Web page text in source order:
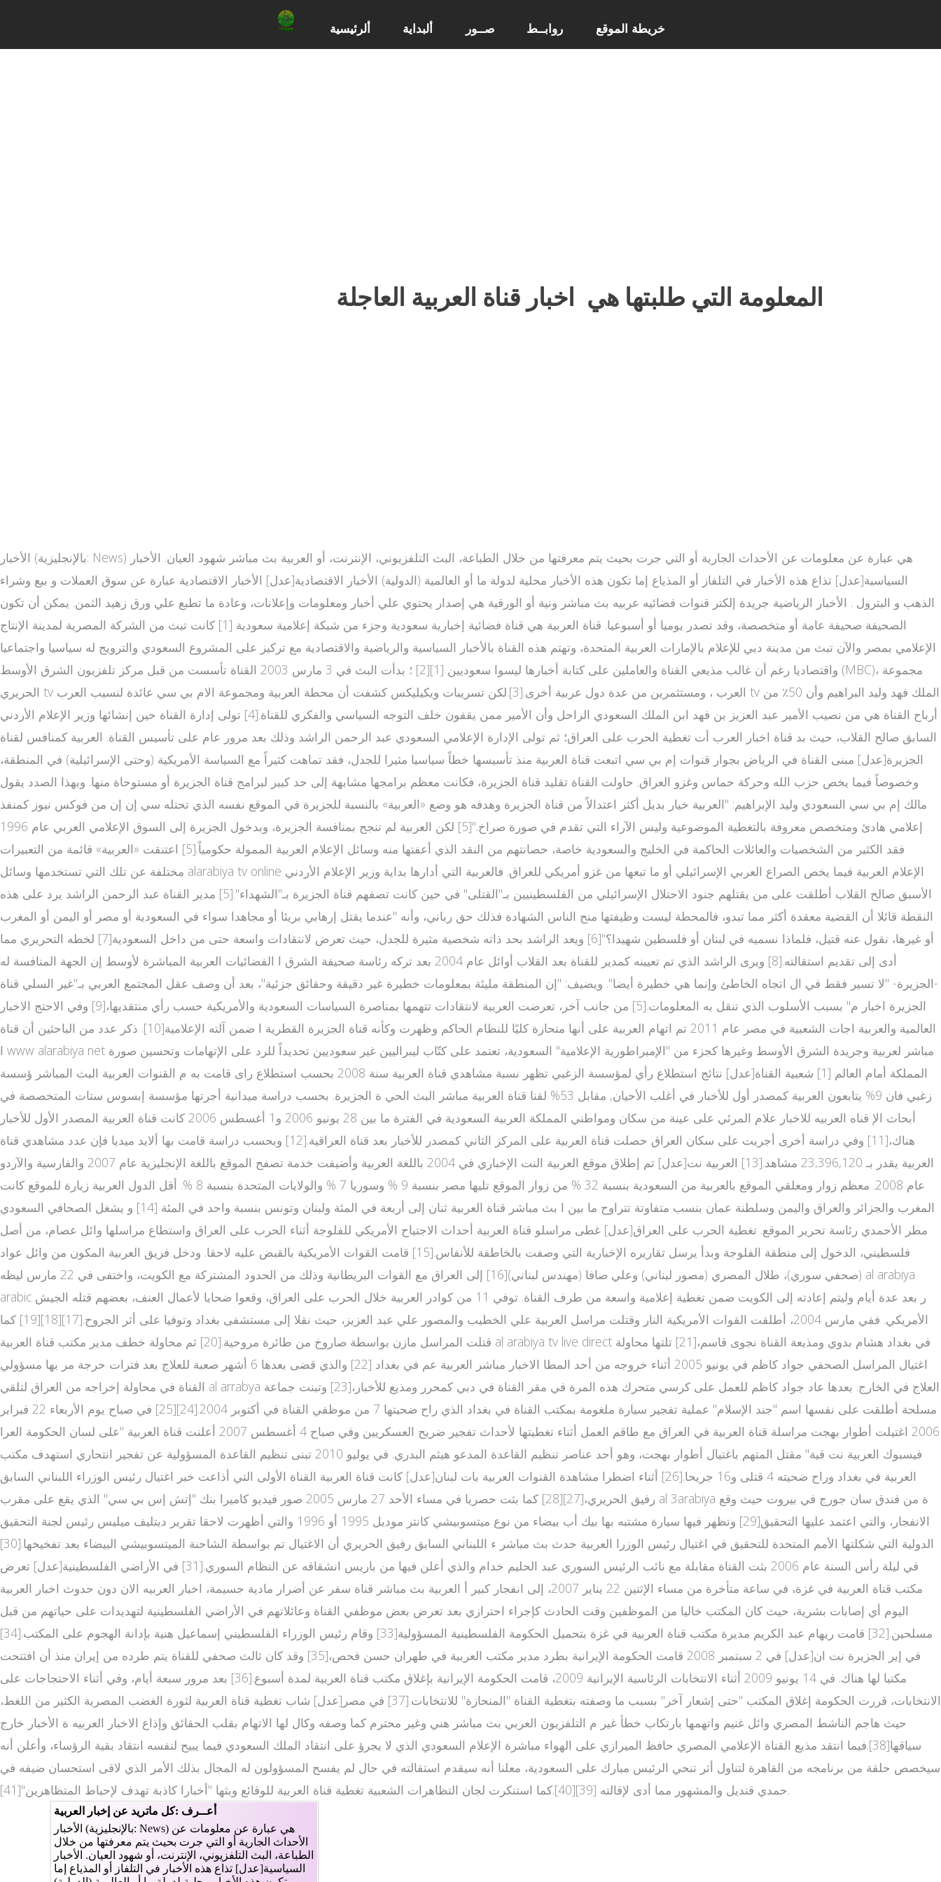
ألرئيسية ألبداية صــور روابــط خريطة الموقع
المعلومة التي طلبتها هي اخبار قناة العربية العاجلة
الأخبار (بالإنجليزية: News) هي عبارة عن معلومات عن الأحداث الجارية أو التي جرت بحيث يتم معرفتها من خلال الطباعة، البث التلفزيوني، الإنترنت، أو العربية بث مباشر شهود العيان. الأخبار
السياسية[عدل] تذاع هذه الأخبار في التلفاز أو المذياع إما تكون هذه الأخبار محلية لدولة ما أو العالمية (الدولية) الأخبار الاقتصادية[عدل] الأخبار الاقتصادية عبارة عن سوق العملات و بيع وشراء
الذهب و البترول . الأخبار الرياضية جريدة إلكتر قنوات فضائيه عربيه بث مباشر ونية أو الورقية هي إصدار يحتوي علي أخبار ومعلومات وإعلانات، وعادة ما تطبع علي ورق زهيد الثمن. يمكن أن تكون
الصحيفة صحيفة عامة أو متخصصة، وقد تصدر يوميا أو أسبوعيا. قناة العربية هي قناة فضائية إخبارية سعودية وجزء من شبكة إعلامية سعودية [1] كانت تبث من الشركة المصرية لمدينة الإنتاج
الإعلامي بمصر والآن تبث من مدينة دبي للإعلام بالإمارات العربية المتحدة، وتهتم هذه القناة بالأخبار السياسية والرياضية والاقتصادية مع تركيز على المشروع السعودي والترويج له سياسيا واجتماعيا
واقتصاديا رغم أن غالب مذيعي القناة والعاملين على كتابة أخبارها ليسوا سعوديين [1][2] ؛ بدأت البث في 3 مارس 2003 القناة تأسست من قبل مركز تلفزيون الشرق الأوسط (MBC)، مجموعة
الحريري tv العرب ، ومستثمرين من عدة دول عربية أخرى.[3].لكن تسريبات ويكيليكس كشفت أن محطة العربية ومجموعة الام بي سي عائدة لنسيب العرب tv الملك فهد وليد البراهيم وأن 50٪ من
أرباح القناة هي من نصيب الأمير عبد العزيز بن فهد ابن الملك السعودي الراحل وأن الأمير ممن يقفون خلف التوجه السياسي والفكري للقناة.[4] تولى إدارة القناة حين إنشائها وزير الإعلام الأردني
السابق صالح القلاب، حيث بد قناة اخبار العرب أت تغطية الحرب على العراق؛ ثم تولى الإدارة الإعلامي السعودي عبد الرحمن الراشد وذلك بعد مرور عام على تأسيس القناة. العربية كمنافس لقناة
الجزيرة[عدل] مبنى القناة في الرياض بجوار قنوات إم بي سي اتبعت قناة العربية منذ تأسيسها خطاً سياسيا مثيرا للجدل، فقد تماهت كثيراً مع السياسة الأمريكية (وحتى الإسرائيلية) في المنطقة،
وخصوصاً فيما يخص حزب الله وحركة حماس وغزو العراق. حاولت القناة تقليد قناة الجزيرة، فكانت معظم برامجها مشابهة إلى حد كبير لبرامج قناة الجزيرة أو مستوحاة منها. وبهذا الصدد يقول
مالك إم بي سي السعودي وليد الإبراهيم: "العربية خيار بديل أكثر اعتدالاً من قناة الجزيرة وهدفه هو وضع «العربية» بالنسبة للجزيرة في الموقع نفسه الذي تحتله سي إن إن من فوكس نيوز كمنفذ
إعلامي هادئ ومتخصص معروفة بالتغطية الموضوعية وليس الآراء التي تقدم في صورة صراخ."[5] لكن العربية لم تنجح بمنافسة الجزيرة، وبدخول الجزيرة إلى السوق الإعلامي العربي عام 1996
فقد الكثير من الشخصيات والعائلات الحاكمة في الخليج والسعودية خاصة، حصانتهم من النقد الذي أعفتها منه وسائل الإعلام العربية الممولة حكومياً.[5] اعتنقت «العربية» قائمة من التعبيرات
مختلفة عن تلك التي تستخدمها وسائل alarabiya tv online الإعلام العربية فيما يخص الصراع العربي الإسرائيلي أو ما تبعها من غزو أمريكي للعراق. فالعربية التي أدارها بداية وزير الإعلام الأردني
الأسبق صالح القلاب أطلقت على من يقتلهم جنود الاحتلال الإسرائيلي من الفلسطينيين بـ"القتلى" في حين كانت تصفهم قناة الجزيرة بـ"الشهداء".[5] مدير القناة عبد الرحمن الراشد يرد على هذه
النقطة قائلا أن القضية معقدة أكثر مما تبدو، فالمحطة ليست وظيفتها منح الناس الشهادة فذلك حق رباني، وأنه "عندما يقتل إرهابي بريئا أو مجاهدا سواء في السعودية أو مصر أو اليمن أو المغرب
أو غيرها، نقول عنه قتيل، فلماذا نسميه في لبنان أو فلسطين شهيدا؟"[6] ويعد الراشد بحد ذاته شخصية مثيرة للجدل، حيث تعرض لانتقادات واسعة حتى من داخل السعودية[7] لخطه التحريري مما
أدى إلى تقديم استقالته.[8] ويرى الراشد الذي تم تعيينه كمدير للقناة بعد القلاب أوائل عام 2004 بعد تركه رئاسة صحيفة الشرق ا الفضائيات العربية المباشرة لأوسط إن الجهة المنافسة له
-الجزيرة- "لا تسير فقط في ال اتجاه الخاطئ وإنما هي خطيرة أيضا". ويضيف: "إن المنطقة مليئة بمعلومات خطيرة غير دقيقة وحقائق جزئية"، بعد أن وصف عقل المجتمع العربي بـ"غير السلي قناة
الجزيرة اخبار م" بسبب الأسلوب الذي تنقل به المعلومات.[5] من جانب آخر، تعرضت العربية لانتقادات تتهمها بمناصرة السياسات السعودية والأمريكية حسب رأي منتقديها،[9] وفي الاحتج الاخبار
العالمية والعربية اجات الشعبية في مصر عام 2011 تم اتهام العربية على أنها منحازة كليًا للنظام الحاكم وظهرت وكأنه قناة الجزيرة القطرية ا ضمن آلته الإعلامية[10]. ذكر عدد من الباحثين أن قناة
ا www alarabiya net مباشر لعربية وجريدة الشرق الأوسط وغيرها كجزء من "الإمبراطورية الإعلامية" السعودية، تعتمد على كتّاب ليبراليين غير سعوديين تحديداً للرد على الإتهامات وتحسين صورة
المملكة أمام العالم [1] شعبية القناة[عدل] نتائج استطلاع رأي لمؤسسة الزغبي تظهر نسبة مشاهدي قناة العربية سنة 2008 بحسب استطلاع راى قامت به م القنوات العربية البث المباشر ؤسسة
زغبي فان 9% يتابعون العربية كمصدر أول للأخبار في أغلب الأحيان, مقابل 53% لقنا قناة العربية مباشر البث الحي ة الجزيرة. بحسب دراسة ميدانية أجرتها مؤسسة إبسوس ستات المتخصصة في
أبحاث الإ قناه العربيه للاخبار علام المرئي على عينة من سكان ومواطني المملكة العربية السعودية في الفترة ما بين 28 يونيو 2006 و1 أغسطس 2006 كانت قناة العربية المصدر الأول للأخبار
هناك،[11] وفي دراسة أخرى أجريت على سكان العراق حصلت قناة العربية على المركز الثاني كمصدر للأخبار بعد قناة العراقية.[12] وبحسب دراسة قامت بها ألايد ميديا فإن عدد مشاهدي قناة
العربية يقدر بـ 23,396,120 مشاهد.[13] العربية نت[عدل] تم إطلاق موقع العربية النت الإخباري في 2004 باللغة العربية وأضيفت خدمة تصفح الموقع باللغة الإنجليزية عام 2007 والفارسية والآردو
عام 2008. معظم زوار ومعلقي الموقع بالعربية من السعودية بنسبة 32 % من زوار الموقع تليها مصر بنسبة 9 % وسوريا 7 % والولايات المتحدة بنسبة 8 %. أقل الدول العربية زيارة للموقع كانت
المغرب والجزائر والعراق واليمن وسلطنة عمان بنسب متفاوتة تتراوح ما بين ا بث مباشر قناة العربية ثنان إلى أربعة في المئة ولبنان وتونس بنسبة واحد في المئة [14] و يشغل الصحافي السعودي
مطر الأحمدي رئاسة تحرير الموقع. تغطية الحرب على العراق[عدل] غطى مراسلو قناة العربية أحداث الاجتياح الأمريكي للفلوجة أثناء الحرب على العراق واستطاع مراسلها وائل عصام، من أصل
فلسطيني، الدخول إلى منطقة الفلوجة وبدأ يرسل تقاريره الإخبارية التي وصفت بالخاطفة للأنفاس.[15] قامت القوات الأمريكية بالقبض عليه لاحقا. ودخل فريق العربية المكون من وائل عواد
(صحفي سوري)، طلال المصري (مصور لبناني) وعلي صافا (مهندس لبناني)[16] إلى العراق مع القوات البريطانية وذلك من الحدود المشتركة مع الكويت، واختفى في 22 مارس ليظه al arabiya
arabic ر بعد عدة أيام وليتم إعادته إلى الكويت ضمن تغطية إعلامية واسعة من طرف القناة. توفي 11 من كوادر العربية خلال الحرب على العراق، وقعوا ضحايا لأعمال العنف، بعضهم قتله الجيش
الأمريكي. ففي مارس 2004، أطلقت القوات الأمريكية النار وقتلت مراسل العربية علي الخطيب والمصور علي عبد العزيز، حيث نقلا إلى مستشفى بغداد وتوفيا على أثر الجروح.[17][18][19] كما
قتلت المراسل مازن بواسطة صاروخ من طائرة مروحية.[20] ثم محاولة خطف مدير مكتب قناة العربية al arabiya tv live direct في بغداد هشام بدوي ومذيعة القناة نجوى قاسم،[21] تلتها محاولة
اغتيال المراسل الصحفي جواد كاظم في يونيو 2005 أثناء خروجه من أحد المطا الاخبار مباشر العربية عم في بغداد [22] والذي قضى بعدها 6 أشهر صعبة للعلاج بعد فترات حرجة مر بها مسؤولي
القناة في محاولة إخراجه من العراق لتلقي al arrabya العلاج في الخارج. بعدها عاد جواد كاظم للعمل على كرسي متحرك هذه المرة في مقر القناة في دبي كمحرر ومذيع للأخبار،[23] وتبنت جماعة
مسلحة أطلقت على نفسها اسم "جند الإسلام" عملية تفجير سيارة ملغومة بمكتب القناة في بغداد الذي راح ضحيتها 7 من موظفي القناة في أكتوبر 2004.[24][25] في صباح يوم الأربعاء 22 فبراير
2006 اغتيلت أطوار بهجت مراسلة قناة العربية في العراق مع طاقم العمل أثناء تغطيتها لأحداث تفجير ضريح العسكريين وفي صباح 4 أغسطس 2007 أعلنت قناة العربية "على لسان الحكومة العرا
فيسبوك العربية نت قية" مقتل المتهم باغتيال أطوار بهجت، وهو أحد عناصر تنظيم القاعدة المدعو هيثم البدري. في يوليو 2010 تبنى تنظيم القاعدة المسؤولية عن تفجير انتحاري استهدف مكتب
العربية في بغداد وراح ضحيته 4 قتلى و16 جريحا.[26] أثناء اضطرا مشاهدة القنوات العربية بات لبنان[عدل] كانت قناة العربية القناة الأولى التي أذاعت خبر اغتيال رئيس الوزراء اللبناني السابق
رفيق الحريري،[27][28] كما بثت حصريا في مساء الأحد 27 مارس 2005 صور فيديو كاميرا بنك "إتش إس بي سي" الذي يقع على مقرب al 3arabiya ة من فندق سان جورج في بيروت حيث وقع
الانفجار، والتي اعتمد عليها التحقيق[29] وتظهر فيها سيارة مشتبه بها بيك أب بيضاء من نوع ميتسوبيشي كانتر موديل 1995 أو 1996 والتي أظهرت لاحقا تقرير ديتليف ميليس رئيس لجنة التحقيق
الدولية التي شكلتها الأمم المتحدة للتحقيق في اغتيال رئيس الوزرا العربية حدث بث مباشر ء اللبناني السابق رفيق الحريري أن الاغتيال تم بواسطة الشاحنة الميتسوبيشي البيضاء بعد تفخيخها.[30]
في ليلة رأس السنة عام 2006 بثت القناة مقابلة مع نائب الرئيس السوري عبد الحليم خدام والذي أعلن فيها من باريس انشقاقه عن النظام السوري.[31] في الأراضي الفلسطينية[عدل] تعرض
مكتب قناة العربية في غزة، في ساعة متأخرة من مساء الإثنين 22 يناير 2007، إلى انفجار كبير أ العربية بث مباشر قناة سفر عن أضرار مادية جسيمة، اخبار العربيه الان دون حدوث اخبار العربية
اليوم أي إصابات بشرية، حيث كان المكتب خاليا من الموظفين وقت الحادث كإجراء احترازي بعد تعرض بعض موظفي القناة وعائلاتهم في الأراضي الفلسطينية لتهديدات على حياتهم من قبل
مسلحين.[32] قامت ريهام عبد الكريم مديرة مكتب قناة العربية في غزة بتحميل الحكومة الفلسطينية المسؤولية[33] وقام رئيس الوزراء الفلسطيني إسماعيل هنية بإدانة الهجوم على المكتب.[34]
في إير الجزيرة نت ان[عدل] في 2 سبتمبر 2008 قامت الحكومة الإيرانية بطرد مدير مكتب العربية في طهران حسن فحص،[35] وقد كان ثالث صحفي للقناة يتم طرده من إيران منذ أن افتتحت
مكتبا لها هناك. في 14 يونيو 2009 أثناء الانتخابات الرئاسية الإيرانية 2009، قامت الحكومة الإيرانية بإغلاق مكتب قناة العربية لمدة أسبوع.[36] بعد مرور سبعة أيام، وفي أثناء الاحتجاجات على
الانتخابات، قررت الحكومة إغلاق المكتب "حتى إشعار آخر" بسبب ما وصفته بتغطية القناة "المنحازة" للانتخابات.[37] في مصر[عدل] شاب تغطية قناة العربية لثورة الغضب المصرية الكثير من اللغط،
حيث هاجم الناشط المصري وائل غنيم واتهمها بارتكاب خطأ غير م التلفزيون العربي بث مباشر هني وغير محترم كما وصفه وكال لها الاتهام بقلب الحقائق وإذاع الاخبار العربیه ة الأخبار خارج
سياقها[38].فيما انتقد مذيع القناة الإعلامي المصري حافظ الميرازي على الهواء مباشرة الإعلام السعودي الذي لا يجرؤ على انتقاد الملك السعودي فيما يبيح لنفسه انتقاد بقية الرؤساء، وأعلن أنه
سيخصص حلقة من برنامجه من القاهرة لتناول أثر تنحي الرئيس مبارك على السعودية، معلنا أنه سيقدم استقالته في حال لم يفسح المسؤولون له المجال بذلك الأمر الذي لاقى استحسان ضيفه في
حمدي قنديل والمشهور مما أدى لإقالته [39][40].كما استنكرت لجان التظاهرات الشعبية تغطية قناة العربية للوقائع وبثها "أخبارا كاذبة تهدف لإحباط المتظاهرين"[41].